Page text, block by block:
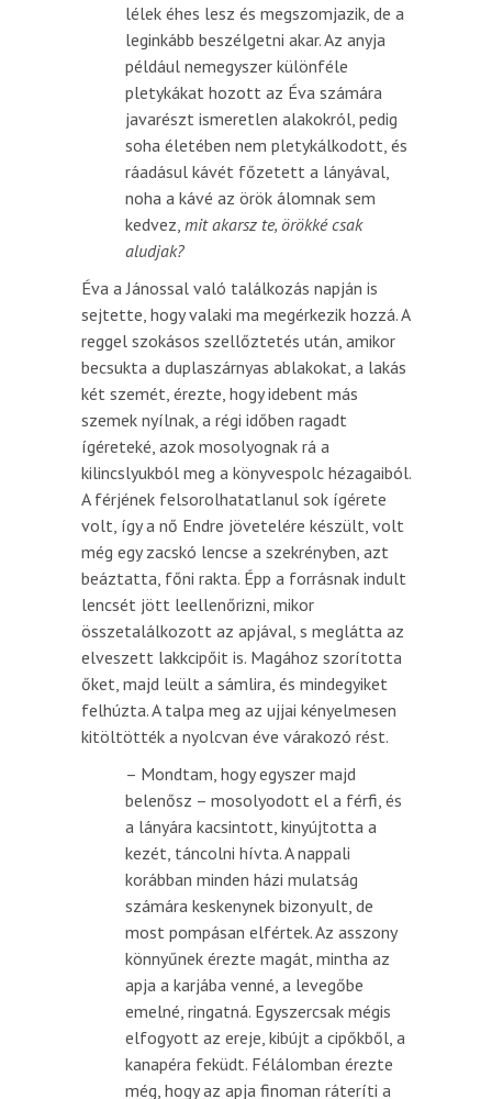
lélek éhes lesz és megszomjazik, de a
leginkább beszélgetni akar. Az anyja
például nemegyszer különféle
pletykákat hozott az Éva számára
javarészt ismeretlen alakokról, pedig
soha életében nem pletykálkodott, és
ráadásul kávét főzetett a lányával,
noha a kávé az örök álomnak sem
kedvez, mit akarsz te, örökké csak
aludjak?
Éva a Jánossal való találkozás napján is
sejtette, hogy valaki ma megérkezik hozzá. A
reggel szokásos szellőztetés után, amikor
becsukta a duplaszárnyas ablakokat, a lakás
két szemét, érezte, hogy idebent más
szemek nyílnak, a régi időben ragadt
ígéreteké, azok mosolyognak rá a
kilincslyukból meg a könyvespolc hézagaiból.
A férjének felsorolhatatlanul sok ígérete
volt, így a nő Endre jövetelére készült, volt
még egy zacskó lencse a szekrényben, azt
beáztatta, főni rakta. Épp a forrásnak indult
lencsét jött leellenőrizni, mikor
összetalálkozott az apjával, s meglátta az
elveszett lakkcipőit is. Magához szorította
őket, majd leült a sámlira, és mindegyiket
felhúzta. A talpa meg az ujjai kényelmesen
kitöltötték a nyolcvan éve várakozó rést.
– Mondtam, hogy egyszer majd
belenősz – mosolyodott el a férfi, és
a lányára kacsintott, kinyújtotta a
kezét, táncolni hívta. A nappali
korábban minden házi mulatság
számára keskenynek bizonyult, de
most pompásan elfértek. Az asszony
könnyűnek érezte magát, mintha az
apja a karjába venné, a levegőbe
emelné, ringatná. Egyszercsak mégis
elfogyott az ereje, kibújt a cipőkből, a
kanapéra feküdt. Félálomban érezte
még, hogy az apja finoman ráteríti a